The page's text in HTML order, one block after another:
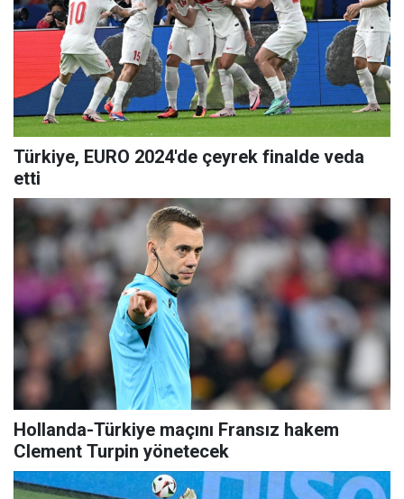
Türkiye, EURO 2024'de çeyrek finalde veda
etti
Hollanda-Türkiye maçını Fransız hakem
Clement Turpin yönetecek